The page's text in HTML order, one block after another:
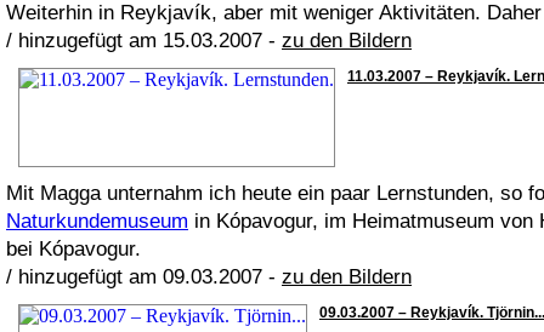
Weiterhin in Reykjavík, aber mit weniger Aktivitäten.
/ hinzugefügt am 15.03.2007 - zu den Bildern
11.03.2007 – Reykjavík.
Mit Magga unternahm ich heute ein paar Lernstunden, so
Naturkundemuseum in Kópavogur, im Heimatmuseum
bei Kópavogur.
/ hinzugefügt am 09.03.2007 - zu den Bildern
09.03.2007 – Reykjavík.